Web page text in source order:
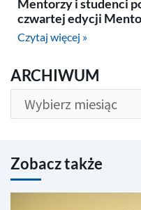
Mentorzy i studenci
czwartej edycji
Czytaj więcej »
ARCHIWUM
ARCHIWUM
Zobacz także